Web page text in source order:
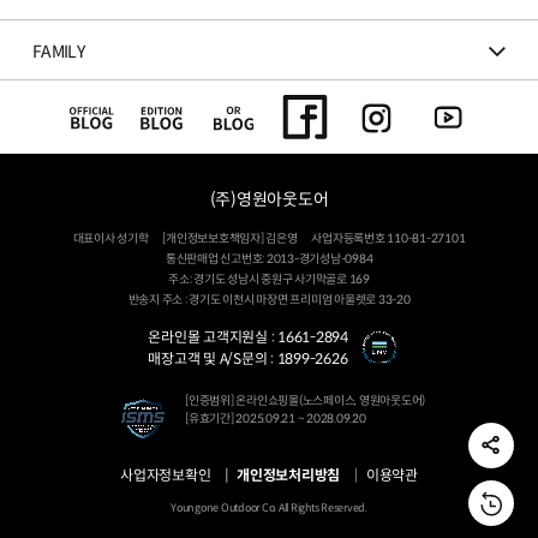
FAMILY
(주)영원아웃도어
대표이사 성기학 [개인정보보호책임자] 김은영
사업자등록번호 110-81-27101
통신판매업 신고번호: 2013-경기성남-0984
주소: 경기도 성남시 중원구 사기막골로 169
반송지 주소 : 경기도 이천시 마장면 프리미엄 아울렛로 33-20
온라인몰 고객지원실 : 1661-2894
매장고객 및 A/S문의 : 1899-2626
[인증범위] 온라인쇼핑몰(노스페이스, 영원아웃도어)
[유효기간] 2025.09.21 ~ 2028.09.20
사업자정보확인 개인정보처리방침 이용약관
Youngone Outdoor Co. All Rights Reserved.